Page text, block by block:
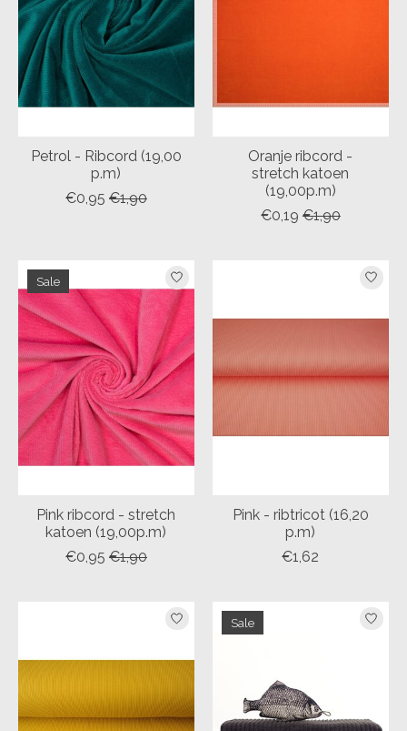
Petrol - Ribcord (19,00
p.m)
€0,95 €1,90
Oranje ribcord -
stretch katoen
(19,00p.m)
€0,19 €1,90
Sale
Pink ribcord - stretch
katoen (19,00p.m)
€0,95 €1,90
Pink - ribtricot (16,20
p.m)
€1,62
Sale